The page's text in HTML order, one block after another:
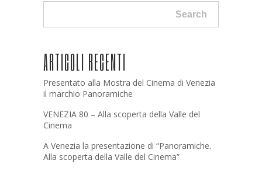
Search
ARTICOLI RECENTI
Presentato alla Mostra del Cinema di Venezia
il marchio Panoramiche
VENEZIA 80 – Alla scoperta della Valle del
Cinema
A Venezia la presentazione di “Panoramiche.
Alla scoperta della Valle del Cinema”